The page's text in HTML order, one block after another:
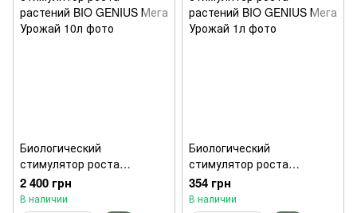
Биологический
стимулятор роста
растений BIO GENIUS Мега
Урожай 10л
2 400 грн
В наличии
Биологический
стимулятор роста
растений BIO GENIUS Мега
Урожай 1л
354 грн
В наличии